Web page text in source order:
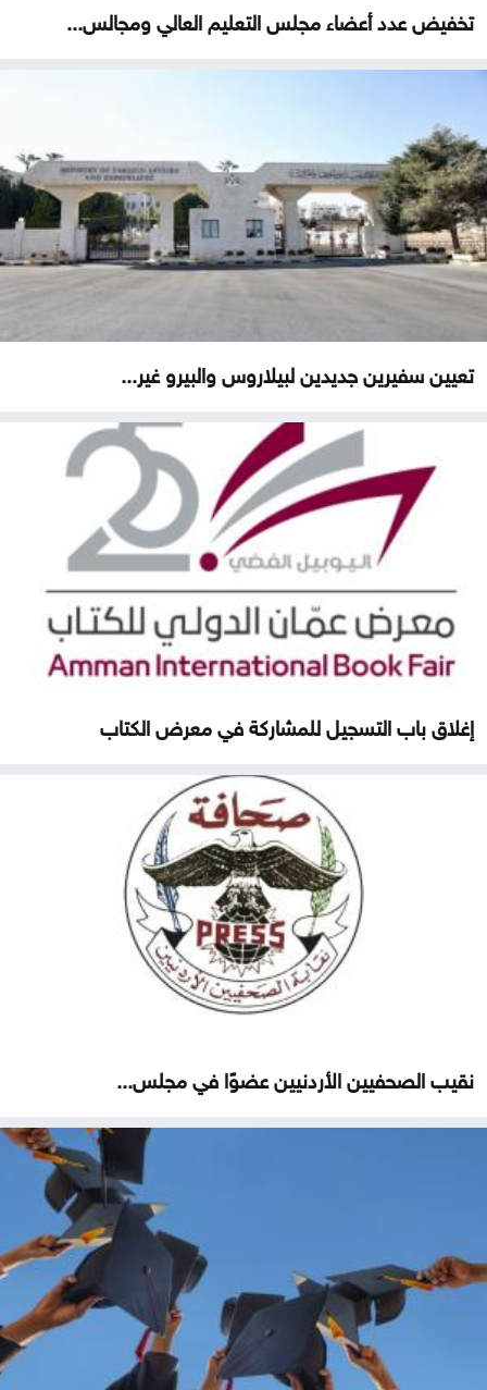
تخفيض عدد أعضاء مجلس التعليم العالي ومجالس...
تعيين سفيرين جديدين لبيلاروس والبيرو غير...
إغلاق باب التسجيل للمشاركة في معرض الكتاب
نقيب الصحفيين الأردنيين عضوًا في مجلس...